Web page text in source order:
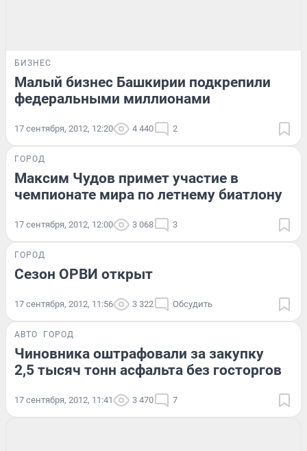
БИЗНЕС
Малый бизнес Башкирии подкрепили
федеральными миллионами
17 сентября, 2012, 12:20 4 440 2
ГОРОД
Максим Чудов примет участие в
чемпионате мира по летнему биатлону
17 сентября, 2012, 12:00 3 068 3
ГОРОД
Сезон ОРВИ открыт
17 сентября, 2012, 11:56 3 322 Обсудить
АВТО ГОРОД
Чиновника оштрафовали за закупку
2,5 тысяч тонн асфальта без госторгов
17 сентября, 2012, 11:41 3 470 7